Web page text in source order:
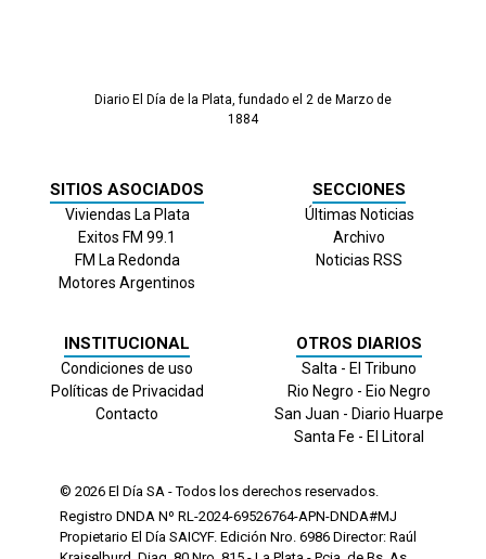
Diario El Día de la Plata, fundado el 2 de Marzo de
1884
SITIOS ASOCIADOS
Viviendas La Plata
Exitos FM 99.1
FM La Redonda
Motores Argentinos
SECCIONES
Últimas Noticias
Archivo
Noticias RSS
INSTITUCIONAL
Condiciones de uso
Políticas de Privacidad
Contacto
OTROS DIARIOS
Salta - El Tribuno
Rio Negro - Eio Negro
San Juan - Diario Huarpe
Santa Fe - El Litoral
© 2026 El Día SA - Todos los derechos reservados.
Registro DNDA Nº RL-2024-69526764-APN-DNDA#MJ
Propietario El Día SAICYF. Edición Nro. 6986 Director: Raúl